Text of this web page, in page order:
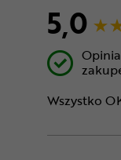
5,0
Wszystko